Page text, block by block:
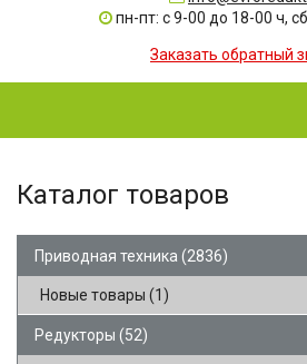
пн-пт: с 9-00 до 18-00 ч,
Заказать обратный
Каталог товаров
Приводная техника (2836)
Новые товары (1)
Редукторы (52)